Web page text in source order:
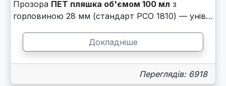
Прозора ПЕТ пляшка об'ємом 100 мл з
горловиною 28 мм (стандарт PCO 1810) — унів…
Докладніше
Переглядів: 6918